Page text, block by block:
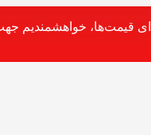
قیمت‌ها، خواهشمندیم